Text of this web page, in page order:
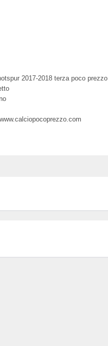
2017-2018 terza poco prezzo